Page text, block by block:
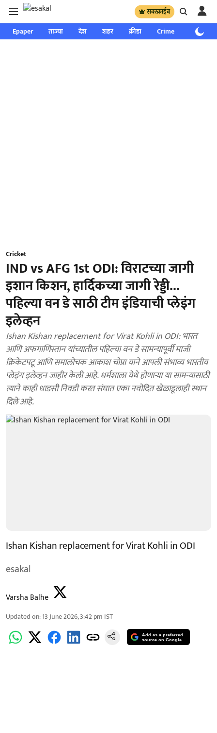
सबस्क्राईब
Epaper ताज्या देश शहर क्रीडा Crime साप्ताहिक
Cricket
IND vs AFG 1st ODI: विराटच्या जागी
इशान किशन, हार्दिकच्या जागी रेड्डी...
पहिल्या वन डे साठी टीम इंडियाची प्लेइंग
इलेव्हन
Ishan Kishan replacement for Virat Kohli in ODI: भारत
आणि अफगाणिस्तान यांच्यातील पहिल्या वन डे सामन्यापूर्वी माजी
क्रिकेटपटू आणि समालोचक आकाश चोप्रा याने आपली संभाव्य भारतीय
प्लेइंग इलेव्हन जाहीर केली आहे. धर्मशाला येथे होणाऱ्या या सामन्यासाठी
त्याने काही धाडसी निवडी करत संघात एका नवोदित खेळाडूलाही स्थान
दिले आहे.
Ishan Kishan replacement for Virat Kohli in ODI
esakal
Varsha Balhe
Updated on:13 June 2026, 3:42 pm IST
Add as a preferred
source on Google